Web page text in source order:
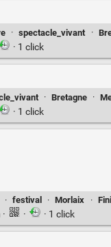
· spectacle_vivant ·
· 1 click
· Bretagne ·
· 1 click
· festival · Morlaix ·
· · · 1 click